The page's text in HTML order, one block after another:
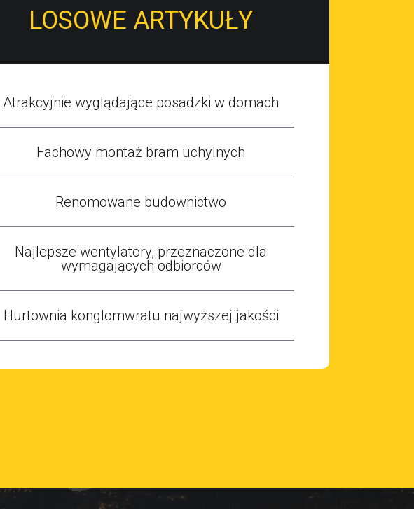
LOSOWE ARTYKUŁY
Atrakcyjnie wyglądające posadzki w domach
Fachowy montaż bram uchylnych
Renomowane budownictwo
Najlepsze wentylatory, przeznaczone dla
wymagających odbiorców
Hurtownia konglomwratu najwyższej jakości